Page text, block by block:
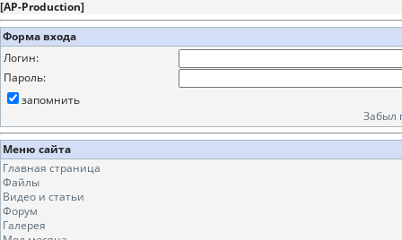
[AP-Production]
Форма входа
Логин:
Пароль:
запомнить
Забыл
Меню сайта
Главная страница
Файлы
Видео и статьи
Форум
Галерея